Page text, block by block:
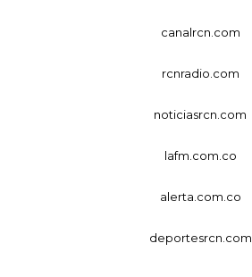
canalrcn.com
rcnradio.com
noticiasrcn.com
lafm.com.co
alerta.com.co
deportesrcn.com